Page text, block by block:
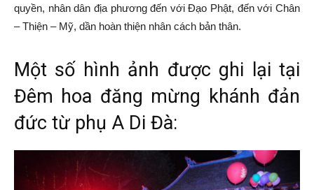
quyền, nhân dân địa phương đến với Đạo Phật, đến với Chân
– Thiện – Mỹ, dần hoàn thiện nhân cách bản thân.
Một số hình ảnh được ghi lại tại
Đêm hoa đăng mừng khánh đản
đức từ phụ A Di Đà: